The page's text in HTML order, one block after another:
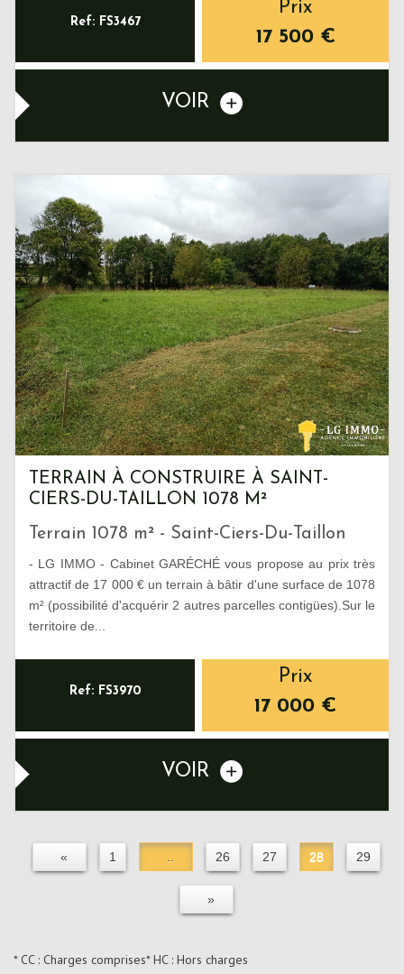
Ref: FS3467
Prix
17 500 €
VOIR
TERRAIN À CONSTRUIRE À SAINT-
CIERS-DU-TAILLON 1078 M²
Terrain 1078 m² - Saint-Ciers-Du-Taillon
- LG IMMO - Cabinet GARÉCHÉ vous propose au prix très
attractif de 17 000 € un terrain à bâtir d'une surface de 1078
m² (possibilité d'acquérir 2 autres parcelles contigües).Sur le
territoire de...
Ref: FS3970
Prix
17 000 €
VOIR
« 1 26 27 28 29
»
* CC : Charges comprises* HC : Hors charges